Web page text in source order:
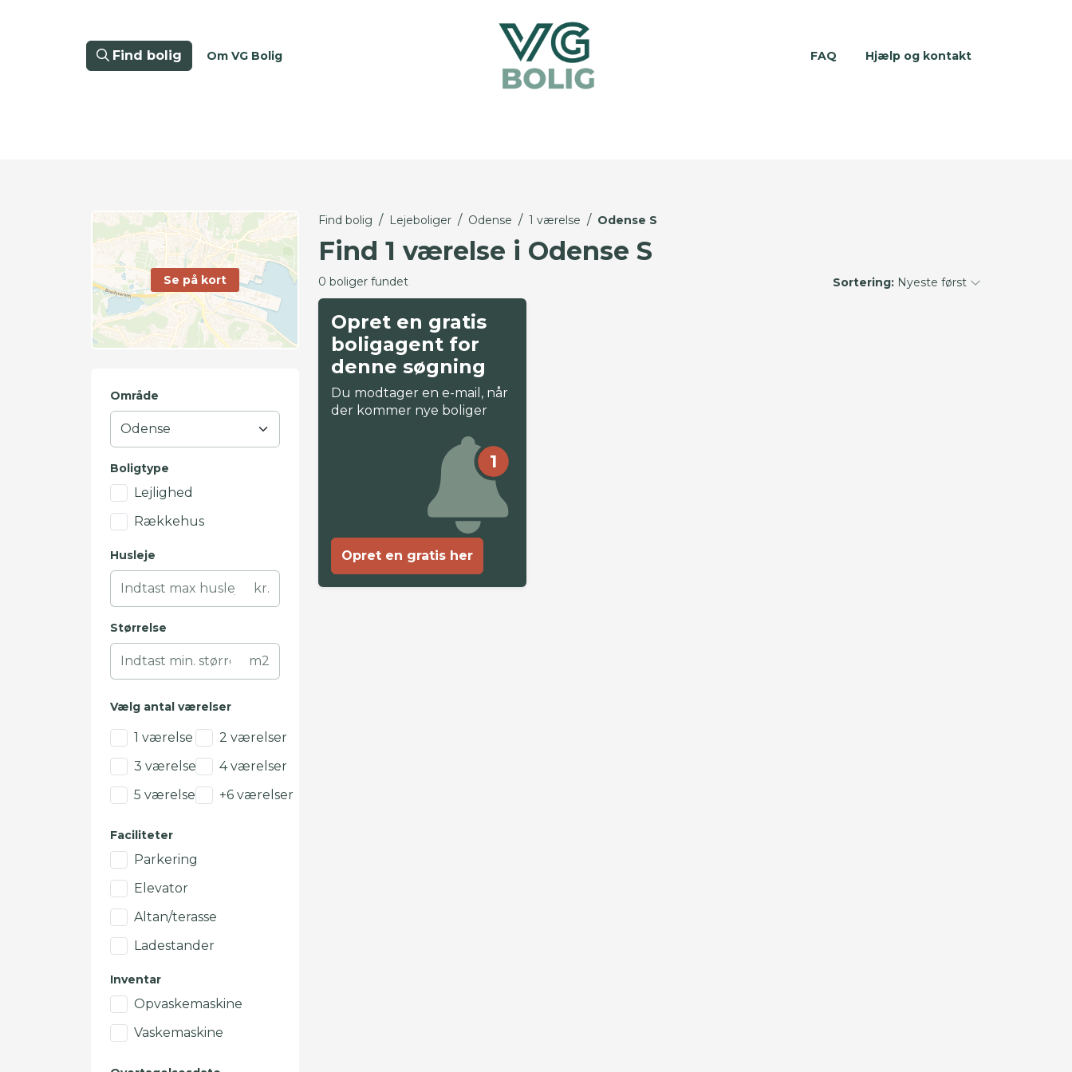
Find bolig Om VG Bolig FAQ Hjælp og kontakt
Se på kort
Område
Boligtype
Lejlighed
Rækkehus
Husleje
kr.
Størrelse
m2
Vælg antal værelser
1 værelse
2 værelser
3 værelser
4 værelser
5 værelser
+6 værelser
Faciliteter
Parkering
Elevator
Altan/terasse
Ladestander
Inventar
Opvaskemaskine
Vaskemaskine
Find bolig / Lejeboliger / Odense / 1 værelse / Odense S
Find 1 værelse i Odense S
0 boliger fundet Sortering: Nyeste først
Opret en gratis
boligagent for
denne søgning
Du modtager en e-mail, når
der kommer nye boliger
1
Opret en gratis her